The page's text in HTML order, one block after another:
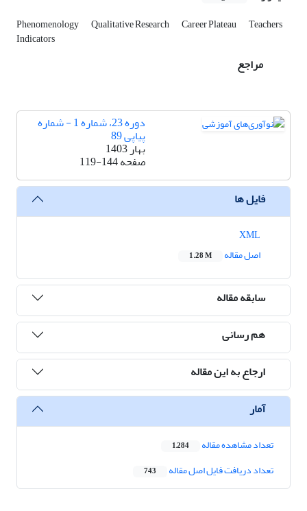
Phenomenology Qualitative Research Career Plateau Teachers
Indicators
مراجع
دوره 23، شماره 1 - شماره
پیاپی 89
بهار 1403
صفحه119-144
فایل ها
اصل مقاله
1.28 M
سابقه مقاله
هم رسانی
ارجاع به این مقاله
آمار
تعداد مشاهده مقاله 1,284
تعداد دریافت فایل اصل مقاله 743